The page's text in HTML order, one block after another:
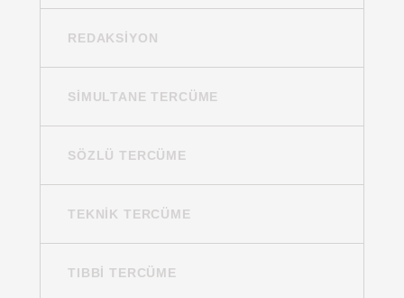
REDAKSIYON
SIMULTANE TERCÜME
SÖZLÜ TERCÜME
TEKNIK TERCÜME
TIBBI TERCÜME